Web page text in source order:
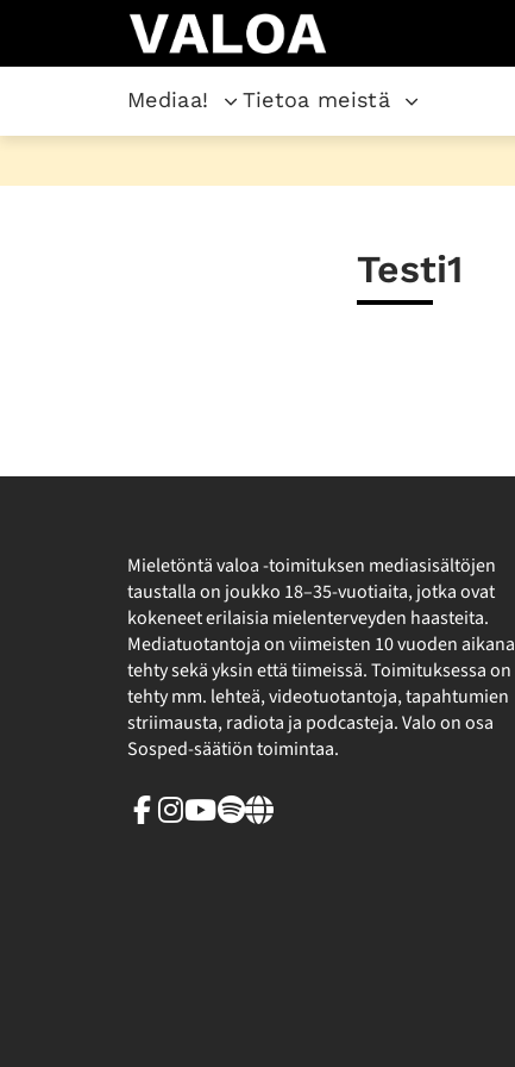
Mediaa! Tietoa meistä
Testi1
Mieletöntä valoa -toimituksen mediasisältöjen
taustalla on joukko 18–35-vuotiaita, jotka ovat
kokeneet erilaisia mielenterveyden haasteita.
Mediatuotantoja on viimeisten 10 vuoden aikana
tehty sekä yksin että tiimeissä. Toimituksessa on
tehty mm. lehteä, videotuotantoja, tapahtumien
striimausta, radiota ja podcasteja. Valo on osa
Sosped-säätiön toimintaa.
Facebook
Instagram
Youtube
SpotifyLinkki